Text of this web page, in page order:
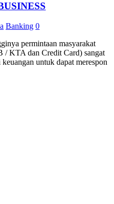
Banking 0
permintaan masyarakat
KTA dan Credit Card) sangat
untuk dapat merespon